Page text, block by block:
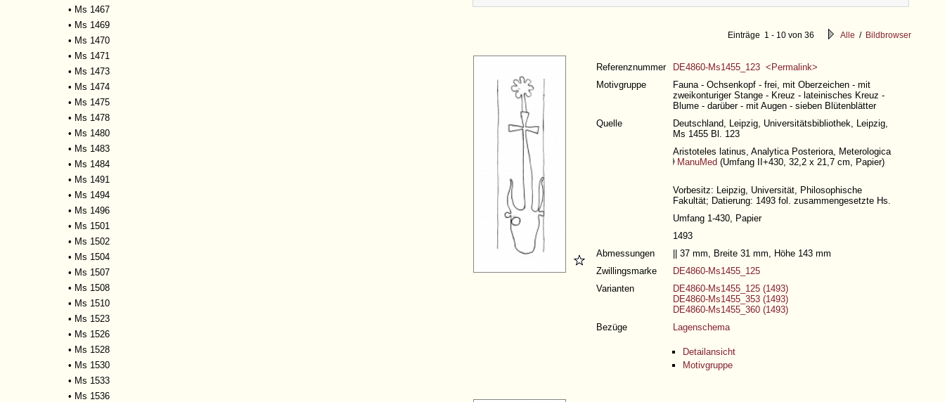
• Ms 1467
• Ms 1469
• Ms 1470
• Ms 1471
• Ms 1473
• Ms 1474
• Ms 1475
• Ms 1478
• Ms 1480
• Ms 1483
• Ms 1484
• Ms 1491
• Ms 1494
• Ms 1496
• Ms 1501
• Ms 1502
• Ms 1504
• Ms 1507
• Ms 1508
• Ms 1510
• Ms 1523
• Ms 1526
• Ms 1528
• Ms 1530
• Ms 1533
• Ms 1536
Einträge 1 - 10 von 36 Alle / Bildbrowser
Referenznummer
DE4860-Ms1455_123 <Permalink>
Motivgruppe
Fauna - Ochsenkopf - frei, mit Oberzeichen - mit
zweikonturiger Stange - Kreuz - lateinisches Kreuz -
Blume - darüber - mit Augen - sieben Blütenblätter
Quelle
Deutschland, Leipzig, Universitätsbibliothek, Leipzig,
Ms 1455 Bl. 123
Aristoteles latinus, Analytica Posteriora, Meterologica
ManuMed (Umfang II+430, 32,2 x 21,7 cm, Papier)
Vorbesitz: Leipzig, Universität, Philosophische
Fakultät; Datierung: 1493 fol. zusammengesetzte Hs.
Umfang 1-430, Papier
1493
Abmessungen
|| 37 mm, Breite 31 mm, Höhe 143 mm
Zwillingsmarke
DE4860-Ms1455_125
Varianten
DE4860-Ms1455_125 (1493)
DE4860-Ms1455_353 (1493)
DE4860-Ms1455_360 (1493)
Bezüge
Lagenschema
Detailansicht
Motivgruppe